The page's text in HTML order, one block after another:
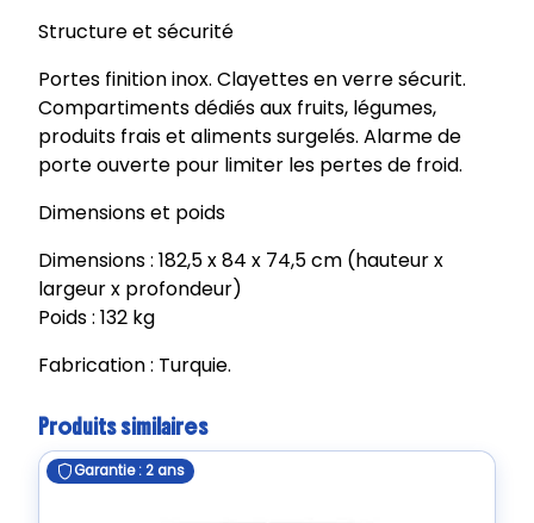
Structure et sécurité
Portes finition inox. Clayettes en verre sécurit.
Compartiments dédiés aux fruits, légumes,
produits frais et aliments surgelés. Alarme de
porte ouverte pour limiter les pertes de froid.
Dimensions et poids
Dimensions : 182,5 x 84 x 74,5 cm (hauteur x
largeur x profondeur)
Poids : 132 kg
Fabrication : Turquie.
Produits similaires
Garantie : 2 ans